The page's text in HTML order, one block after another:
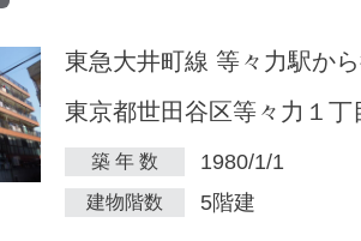
東急大井町線 等々力駅か
東京都世田谷区等々力１丁
築 年 数 1980/1/1
建物階数 5階建